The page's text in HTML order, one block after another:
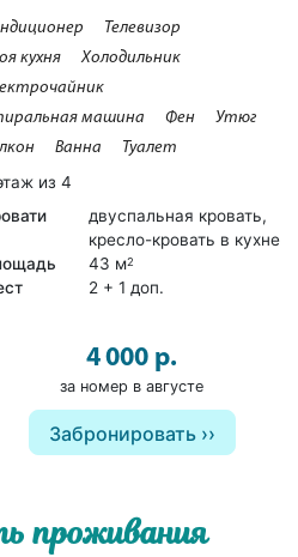
Телевизор
кухня
Холодильник
машина
Фен
Утюг
Ванна Туалет
из 4
двуспальная кровать,
кресло-кровать в кухне
43 м2
2 + 1 доп.
4 000 р.
за номер в августе
Забронировать
проживания